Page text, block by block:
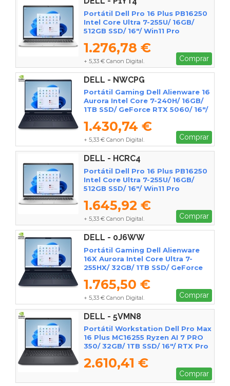
Portátil Dell Pro 16 Plus PB16250
Intel Core Ultra 7-255U/ 16GB/
512GB SSD/ 16"/ Win11 Pro
1.276,78 €
+ 5,33 € Canon Digital. Comprar
DELL - NWCPG
Portátil Gaming Dell Alienware 16
Aurora Intel Core 7-240H/ 16GB/
1TB SSD/ GeForce RTX 5060/ 16"/
1.430,74 €
+ 5,33 € Canon Digital. Comprar
DELL - HCRC4
Portátil Dell Pro 16 Plus PB16250
Intel Core Ultra 7-255U/ 16GB/
512GB SSD/ 16"/ Win11 Pro
1.645,92 €
+ 5,33 € Canon Digital. Comprar
DELL - 0J6WW
Portátil Gaming Dell Alienware
16X Aurora Intel Core Ultra 7-
255HX/ 32GB/ 1TB SSD/ GeForce
1.765,50 €
+ 5,33 € Canon Digital. Comprar
DELL - 5VMN8
Portátil Workstation Dell Pro Max
16 Plus MC16255 Ryzen AI 7 PRO
350/ 32GB/ 1TB SSD/ 16"/ RTX Pro
2.610,41 €
Comprar